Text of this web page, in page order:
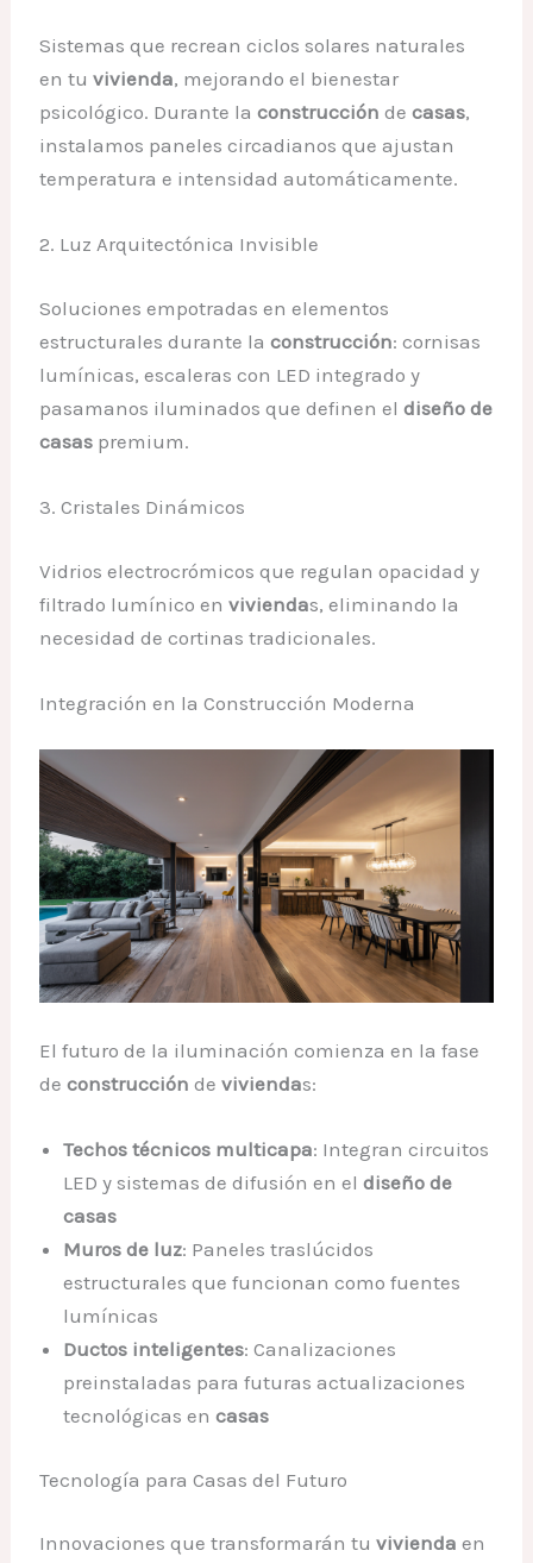
Sistemas que recrean ciclos solares naturales
en tuvivienda, mejorando el bienestar
psicológico. Durante laconstrucción decasas,
instalamos paneles circadianos que ajustan
temperatura e intensidad automáticamente.
2. Luz Arquitectónica Invisible
Soluciones empotradas en elementos
estructurales durante laconstrucción: cornisas
lumínicas, escaleras con LED integrado y
pasamanos iluminados que definen eldiseño de
casas premium.
3. Cristales Dinámicos
Vidrios electrocrómicos que regulan opacidad y
filtrado lumínico enviviendas, eliminando la
necesidad de cortinas tradicionales.
Integración en la Construcción Moderna
El futuro de la iluminación comienza en la fase
deconstrucción deviviendas:
Techos técnicos multicapa: Integran circuitos
LED y sistemas de difusión en eldiseño de
casas
Muros de luz: Paneles traslúcidos
estructurales que funcionan como fuentes
lumínicas
Ductos inteligentes: Canalizaciones
preinstaladas para futuras actualizaciones
tecnológicas encasas
Tecnología para Casas del Futuro
Innovaciones que transformarán tuvivienda en